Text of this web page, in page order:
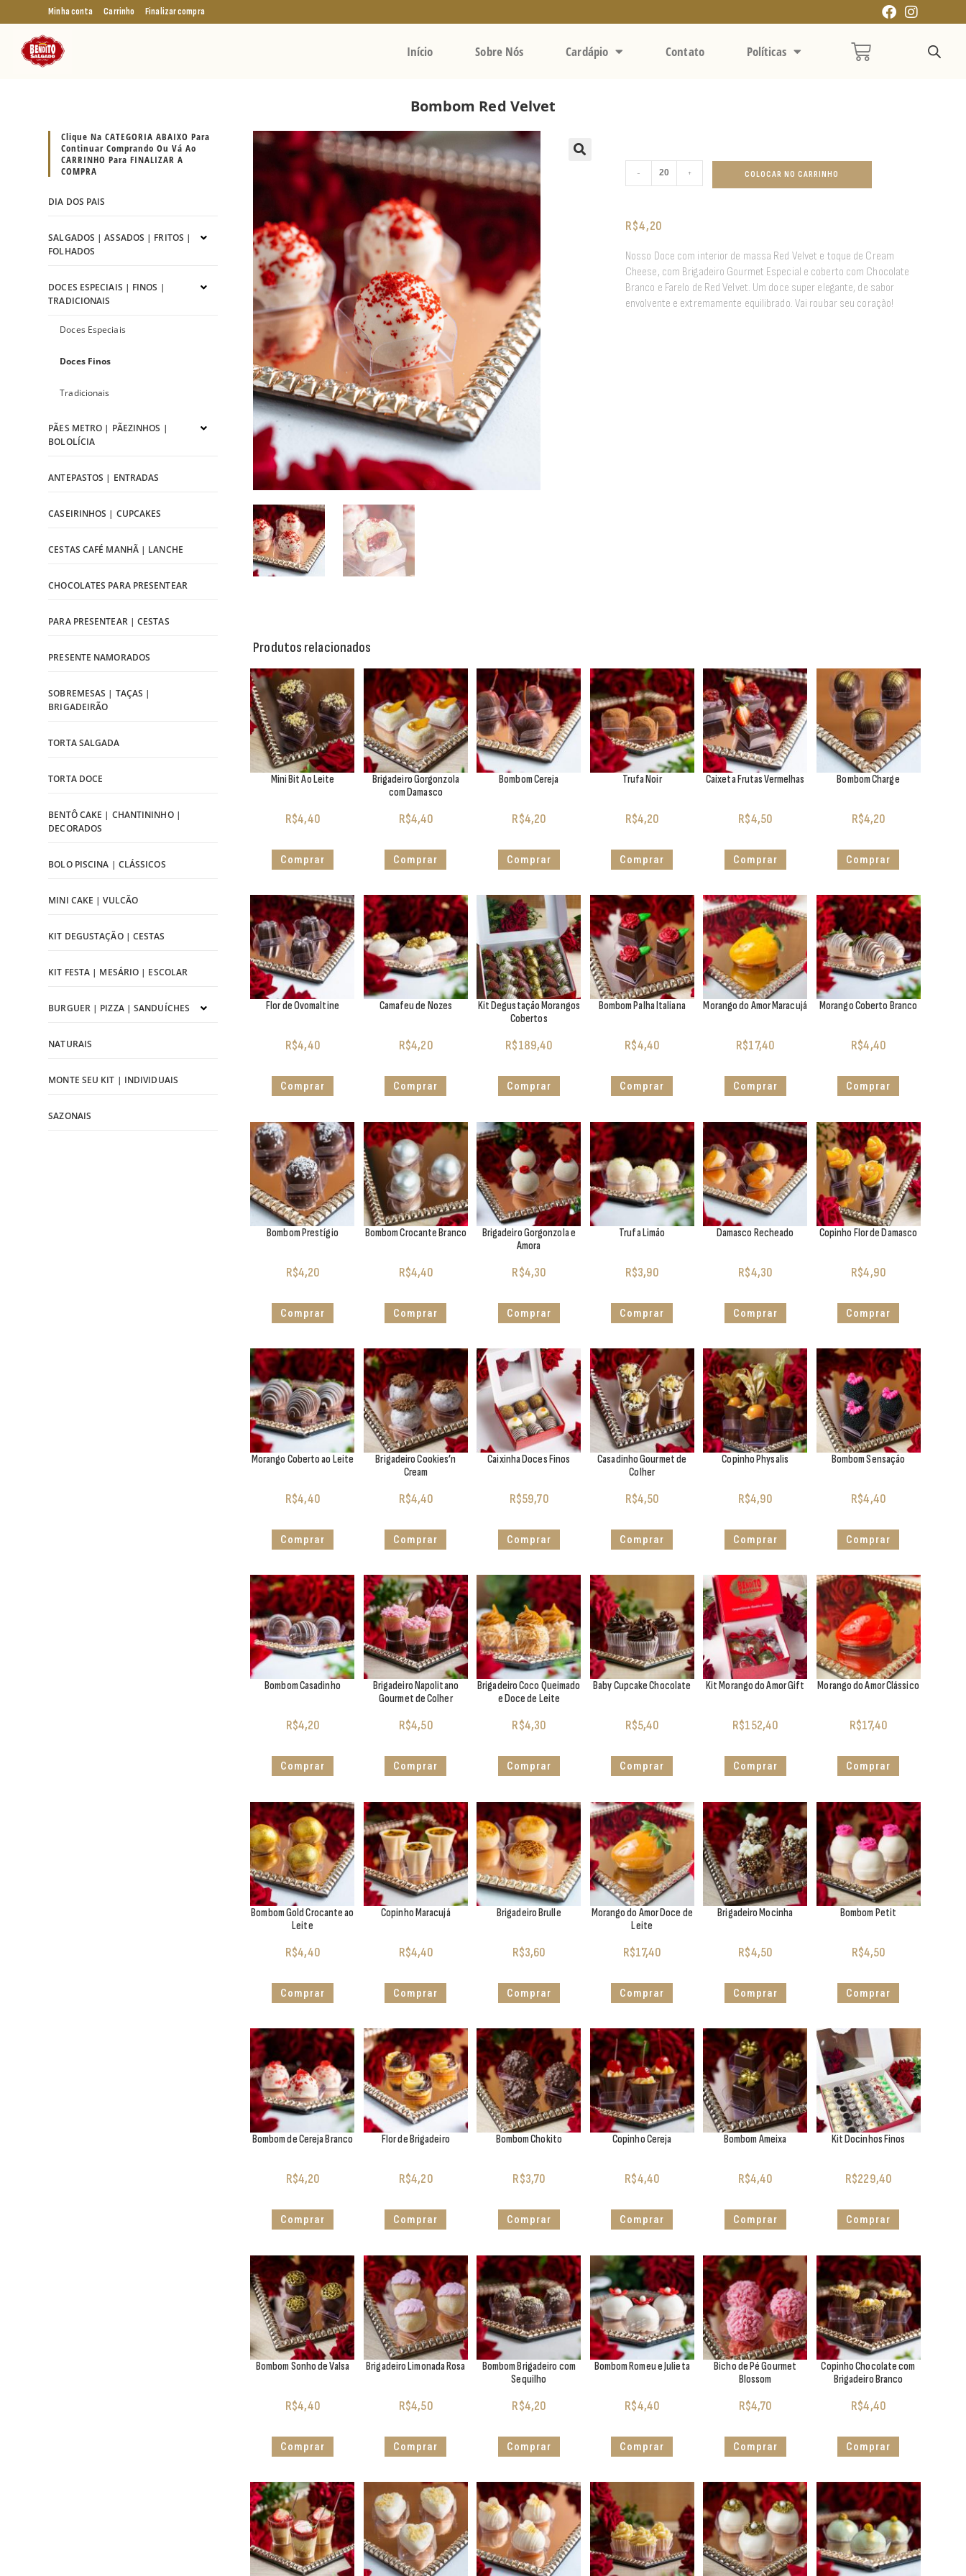
Minha conta Carrinho Finalizar compra
Início Sobre Nós Cardápio Contato Políticas
Bombom Red Velvet
- + COLOCAR NO CARRINHO
R$4,20
Nosso Doce com interior de massa Red Velvet e toque de Cream
Cheese, com Brigadeiro Gourmet Especial e coberto com Chocolate
Branco e Farelo de Red Velvet. Um doce super elegante, de sabor
envolvente e extremamente equilibrado. Vai roubar seu coração!
Produtos relacionados
Mini Bit Ao Leite
R$4,40
Comprar
Brigadeiro Gorgonzola
com Damasco
R$4,40
Comprar
Bombom Cereja
R$4,20
Comprar
Trufa Noir
R$4,20
Comprar
Caixeta Frutas Vermelhas
R$4,50
Comprar
Bombom Charge
R$4,20
Comprar
Flor de Ovomaltine
R$4,40
Comprar
Camafeu de Nozes
R$4,20
Comprar
Kit Degustação Morangos
Cobertos
R$189,40
Comprar
Bombom Palha Italiana
R$4,40
Comprar
Morango do Amor Maracujá
R$17,40
Comprar
Morango Coberto Branco
R$4,40
Comprar
Bombom Prestígio
R$4,20
Comprar
Bombom Crocante Branco
R$4,40
Comprar
Brigadeiro Gorgonzola e
Amora
R$4,30
Comprar
Trufa Limão
R$3,90
Comprar
Damasco Recheado
R$4,30
Comprar
Copinho Flor de Damasco
R$4,90
Comprar
Morango Coberto ao Leite
R$4,40
Comprar
Brigadeiro Cookies’n
Cream
R$4,40
Comprar
Caixinha Doces Finos
R$59,70
Comprar
Casadinho Gourmet de
Colher
R$4,50
Comprar
Copinho Physalis
R$4,90
Comprar
Bombom Sensação
R$4,40
Comprar
Bombom Casadinho
R$4,20
Comprar
Brigadeiro Napolitano
Gourmet de Colher
R$4,50
Comprar
Brigadeiro Coco Queimado
e Doce de Leite
R$4,30
Comprar
Baby Cupcake Chocolate
R$5,40
Comprar
Kit Morango do Amor Gift
R$152,40
Comprar
Morango do Amor Clássico
R$17,40
Comprar
Bombom Gold Crocante ao
Leite
R$4,40
Comprar
Copinho Maracujá
R$4,40
Comprar
Brigadeiro Brulle
R$3,60
Comprar
Morango do Amor Doce de
Leite
R$17,40
Comprar
Brigadeiro Mocinha
R$4,50
Comprar
Bombom Petit
R$4,50
Comprar
Bombom de Cereja Branco
R$4,20
Comprar
Flor de Brigadeiro
R$4,20
Comprar
Bombom Chokito
R$3,70
Comprar
Copinho Cereja
R$4,40
Comprar
Bombom Ameixa
R$4,40
Comprar
Kit Docinhos Finos
R$229,40
Comprar
Bombom Sonho de Valsa
R$4,40
Comprar
Brigadeiro Limonada Rosa
R$4,50
Comprar
Bombom Brigadeiro com
Sequilho
R$4,20
Comprar
Bombom Romeu e Julieta
R$4,40
Comprar
Bicho de Pé Gourmet
Blossom
R$4,70
Comprar
Copinho Chocolate com
Brigadeiro Branco
R$4,40
Comprar
Clique Na CATEGORIA ABAIXO Para
Continuar Comprando Ou Vá Ao
CARRINHO Para FINALIZAR A
COMPRA
DIA DOS PAIS
SALGADOS | ASSADOS | FRITOS |
FOLHADOS
DOCES ESPECIAIS | FINOS |
TRADICIONAIS
Doces Especiais
Doces Finos
Tradicionais
PÃES METRO | PÃEZINHOS |
BOLOLÍCIA
ANTEPASTOS | ENTRADAS
CASEIRINHOS | CUPCAKES
CESTAS CAFÉ MANHÃ | LANCHE
CHOCOLATES PARA PRESENTEAR
PARA PRESENTEAR | CESTAS
PRESENTE NAMORADOS
SOBREMESAS | TAÇAS |
BRIGADEIRÃO
TORTA SALGADA
TORTA DOCE
BENTÔ CAKE | CHANTININHO |
DECORADOS
BOLO PISCINA | CLÁSSICOS
MINI CAKE | VULCÃO
KIT DEGUSTAÇÃO | CESTAS
KIT FESTA | MESÁRIO | ESCOLAR
BURGUER | PIZZA | SANDUÍCHES
NATURAIS
MONTE SEU KIT | INDIVIDUAIS
SAZONAIS